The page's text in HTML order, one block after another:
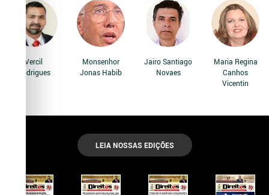
Vercil
Rodrigues
Monsenhor
Jonas Habib
Jairo Santiago
Novaes
Maria Regina
Canhos
Vicentin
LEIA NOSSAS EDIÇÕES